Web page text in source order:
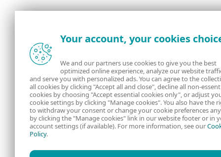
Your account, your cookies
We and our partners use cookies to give you the best
optimized online experience, analyze our website
and serve you with personalized ads. You can agree to the
all cookies by clicking "Accept all and close", decline all non-
cookies by choosing "Accept essential cookies only", or adjust
cookie settings by clicking "Manage cookies". You also have the
to withdraw your consent or change your cookie preferences
by clicking the "Manage cookies" link in our website footer or in
account settings (if available). For more information, see our
Policy.